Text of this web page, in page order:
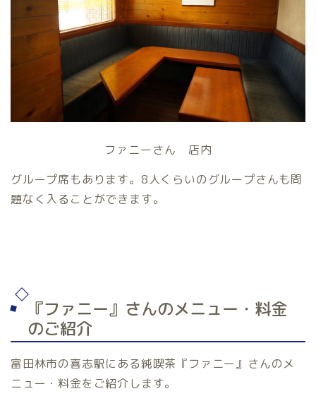
ファニーさん 店内
グループ席もあります。8人くらいのグループさんも問
題なく入ることができます。
『ファニー』さんのメニュー・料金
のご紹介
富田林市の喜志駅にある純喫茶『ファニー』さんのメ
ニュー・料金をご紹介します。